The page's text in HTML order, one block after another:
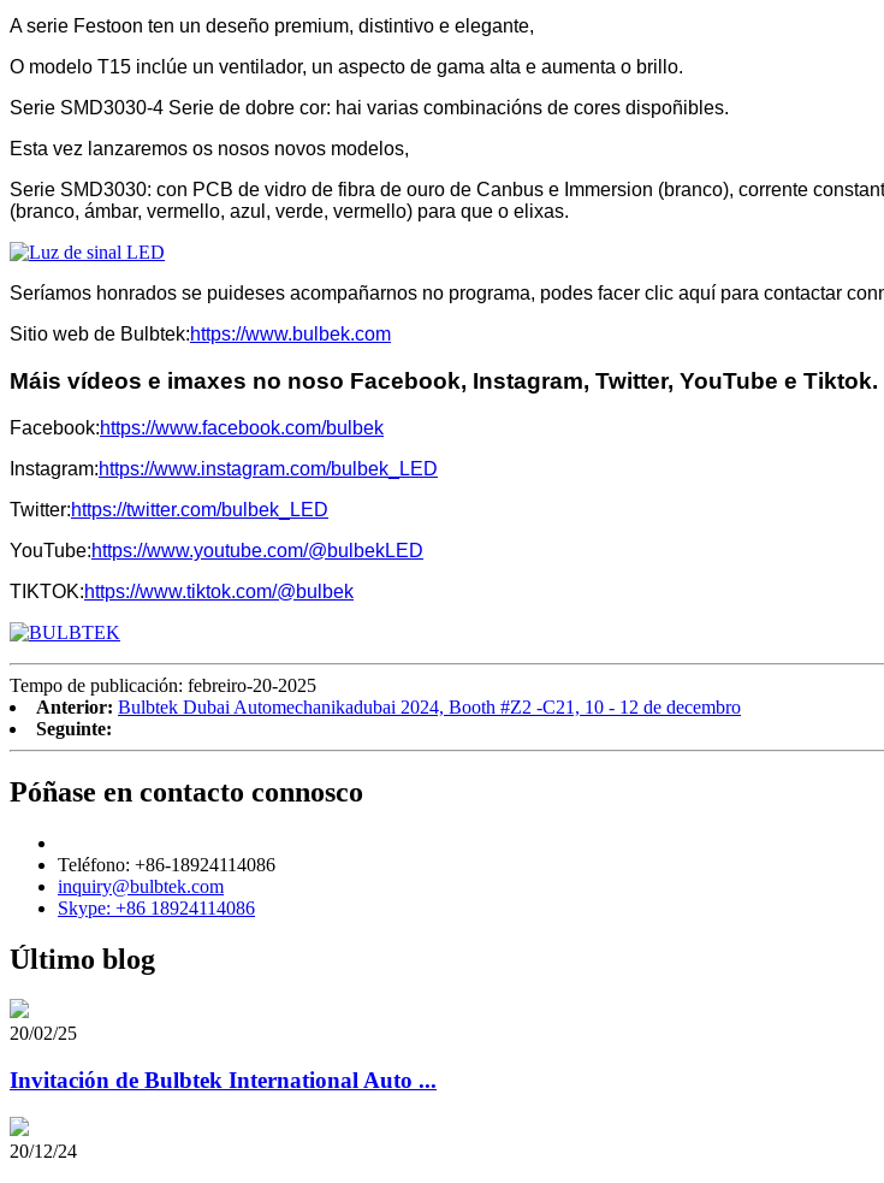
A serie Festoon ten un deseño premium, distintivo e elegante,
O modelo T15 inclúe un ventilador, un aspecto de gama alta e aumenta o brillo.
Serie SMD3030-4 Serie de dobre cor: hai varias combinacións de cores dispoñibles.
Esta vez lanzaremos os nosos novos modelos,
Serie SMD3030: con PCB de vidro de fibra de ouro de Canbus e Immersion (branco), corrente
(branco, ámbar, vermello, azul, verde, vermello) para que o elixas.
Seríamos honrados se puideses acompañarnos no programa, podes facer clic aquí para contactar
Sitio web de Bulbtek:https://www.bulbek.com
Máis vídeos e imaxes no noso Facebook, Instagram, Twitter, YouTube e Tiktok.
Facebook:https://www.facebook.com/bulbek
Instagram:https://www.instagram.com/bulbek_
LED
Twitter:https://twitter.com/bulbek_
LED
YouTube:https://www.youtube.com/@bulbekLED
TIKTOK:https://www.tiktok.com/@bulbek
Tempo de publicación: febreiro-20-2025
Anterior: Bulbtek Dubai Automechanikadubai 2024, Booth #Z2 -C21, 10 - 12 de decembro
Seguinte:
Póñase en contacto connosco
Teléfono: +86-18924114086
inquiry@bulbtek.com
Skype: +86 18924114086
Último blog
20/02/25
Invitación de Bulbtek International Auto ...
20/12/24